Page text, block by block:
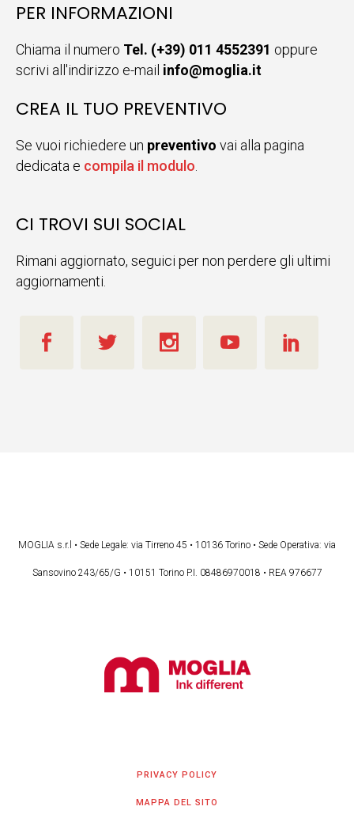
PER INFORMAZIONI
Chiama il numero Tel. (+39) 011 4552391 oppure
scrivi all'indirizzo e-mail info@moglia.it
CREA IL TUO PREVENTIVO
Se vuoi richiedere un preventivo vai alla pagina
dedicata e compila il modulo.
CI TROVI SUI SOCIAL
Rimani aggiornato, seguici per non perdere gli ultimi
aggiornamenti.
MOGLIA s.r.l • Sede Legale: via Tirreno 45 • 10136 Torino • Sede Operativa: via
Sansovino 243/65/G • 10151 Torino P.I. 08486970018 • REA 976677
PRIVACY POLICY
MAPPA DEL SITO